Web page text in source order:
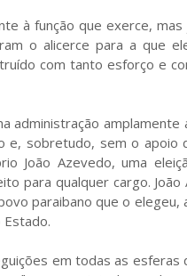
à função que exerce,
o alicerce para a que
com tanto esforço e
administração amplamente
sobretudo, sem o apoio
João Azevedo, uma
para qualquer cargo.
paraibano que o elegeu,
em todas as esferas